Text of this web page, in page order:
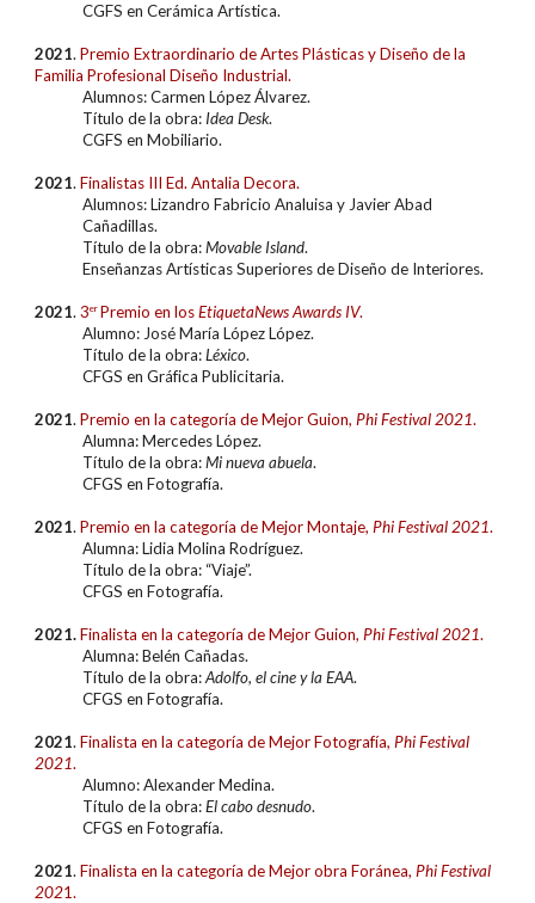
CGFS enCerámica Artística.
2021.Premio Extraordinario de Artes Plásticas y Diseño de la
Familia Profesional Diseño Industrial.
Alumnos:Carmen López Álvarez.
Título de la obra: Idea Desk.
CGFS en Mobiliario.
2021.Finalistas III Ed. Antalia Decora.
Alumnos:Lizandro Fabricio Analuisa y Javier Abad
Cañadillas.
Título de la obra:Movable Island.
Enseñanzas Artísticas Superiores de Diseño de Interiores.
2021.3erPremio en losEtiquetaNews Awards IV.
Alumno: José María López López.
Título de la obra:Léxico.
CFGS en Gráfica Publicitaria.
2021.Premioen la categoría deMejor Guion, Phi Festival 2021.
Alumna: Mercedes López.
Título de la obra:Mi nueva abuela.
CFGS en Fotografía.
2021.Premioen la categoría deMejor Montaje, Phi Festival 2021.
Alumna: Lidia Molina Rodríguez.
Título de la obra: “Viaje”.
CFGS en Fotografía.
2021.Finalista en la categoría de Mejor Guion, Phi Festival 2021.
Alumna: Belén Cañadas.
Título de la obra:Adolfo, el cine y la EAA.
CFGS en Fotografía.
2021.Finalista en la categoría de Mejor Fotografía, Phi Festival
2021.
Alumno: Alexander Medina.
Título de la obra:El cabo desnudo.
CFGS en Fotografía.
2021.Finalista en la categoría de Mejor obra Foránea, Phi Festival
2021.